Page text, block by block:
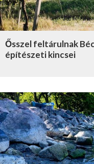
Ősszel feltárulnak
építészeti kincsei